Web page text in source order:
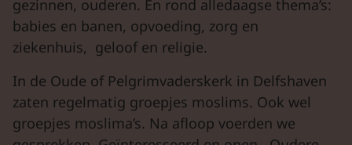
gezinnen, ouderen. En rond alledaagse thema’s:
babies en banen, opvoeding, zorg en
ziekenhuis, geloof en religie.
In de Oude of Pelgrimvaderskerk in Delfshaven
zaten regelmatig groepjes moslims. Ook wel
groepjes moslima’s. Na afloop voerden we